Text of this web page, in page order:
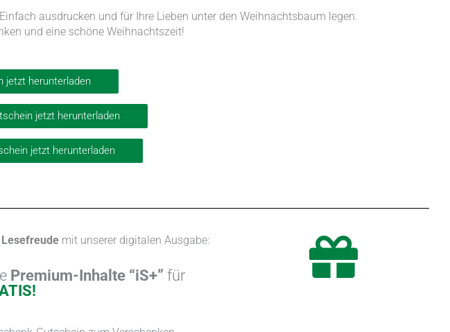
ausdrucken und für Ihre Lieben unter den Weihnachtsbaum legen.
und eine schöne Weihnachtszeit!
jetzt herunterladen
jetzt herunterladen
jetzt herunterladen
mit unserer digitalen Ausgabe:
Premium-Inhalte “iS+” für